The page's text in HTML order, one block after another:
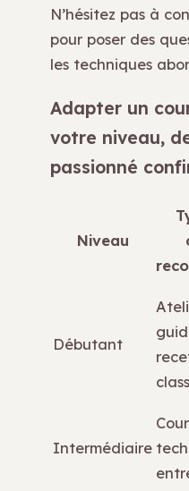
N’hésitez pas à
pour poser des
les techniques
Adapter un
votre niveau,
passionné
Niveau
Débutant
Intermédiaire